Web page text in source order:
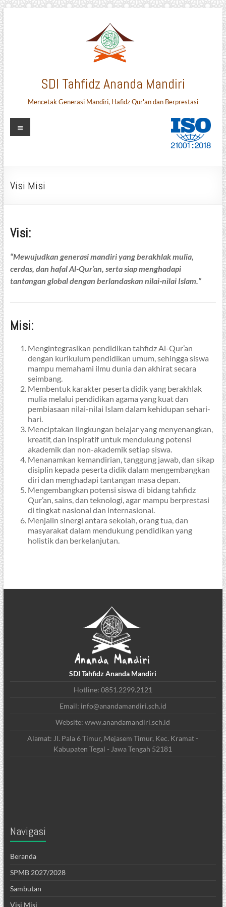
Skip
to
content
SDI Tahfidz Ananda Mandiri
Mencetak Generasi Mandiri, Hafidz Qur'an dan Berprestasi
Menu
Visi Misi
Visi:
“Mewujudkan generasi mandiri yang berakhlak mulia,
cerdas, dan hafal Al-Qur’an, serta siap menghadapi
tantangan global dengan berlandaskan nilai-nilai Islam.”
Misi:
Mengintegrasikan pendidikan tahfidz Al-Qur’an
dengan kurikulum pendidikan umum, sehingga siswa
mampu memahami ilmu dunia dan akhirat secara
seimbang.
Membentuk karakter peserta didik yang berakhlak
mulia melalui pendidikan agama yang kuat dan
pembiasaan nilai-nilai Islam dalam kehidupan sehari-
hari.
Menciptakan lingkungan belajar yang menyenangkan,
kreatif, dan inspiratif untuk mendukung potensi
akademik dan non-akademik setiap siswa.
Menanamkan kemandirian, tanggung jawab, dan sikap
disiplin kepada peserta didik dalam mengembangkan
diri dan menghadapi tantangan masa depan.
Mengembangkan potensi siswa di bidang tahfidz
Qur’an, sains, dan teknologi, agar mampu berprestasi
di tingkat nasional dan internasional.
Menjalin sinergi antara sekolah, orang tua, dan
masyarakat dalam mendukung pendidikan yang
holistik dan berkelanjutan.
SDI Tahfidz Ananda Mandiri
Hotline: 0851.2299.2121
Email: info@anandamandiri.sch.id
Website: www.anandamandiri.sch.id
Alamat: Jl. Pala 6 Timur, Mejasem Timur, Kec. Kramat -
Kabupaten Tegal - Jawa Tengah 52181
Navigasi
Beranda
SPMB 2027/2028
Sambutan
Visi Misi